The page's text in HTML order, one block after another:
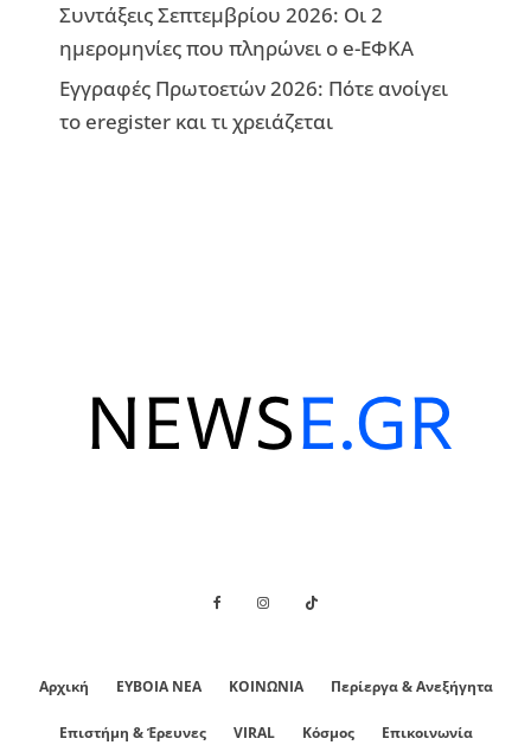
Συντάξεις Σεπτεμβρίου 2026: Οι 2
ημερομηνίες που πληρώνει ο e-ΕΦΚΑ
Εγγραφές Πρωτοετών 2026: Πότε ανοίγει
το eregister και τι χρειάζεται
Αρχική ΕΥΒΟΙΑ ΝΕΑ ΚΟΙΝΩΝΙΑ Περίεργα & Ανεξήγητα
Επιστήμη & Έρευνες VIRAL Κόσμος Επικοινωνία